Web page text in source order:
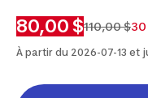
80,00 $110,00 $
À partir du 2026-07-13 et